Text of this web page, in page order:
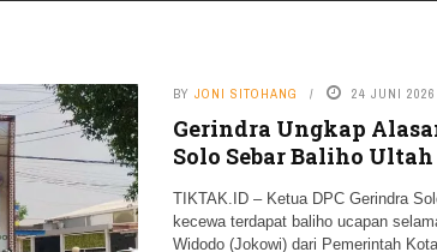
BY JONI SITOHANG 24 JUNI 2026
Gerindra Ungkap
Solo Sebar Baliho
TIKTAK.ID – Ketua DPC Gerindra
kecewa terdapat baliho ucapan
Widodo (Jokowi) dari Pemerintah